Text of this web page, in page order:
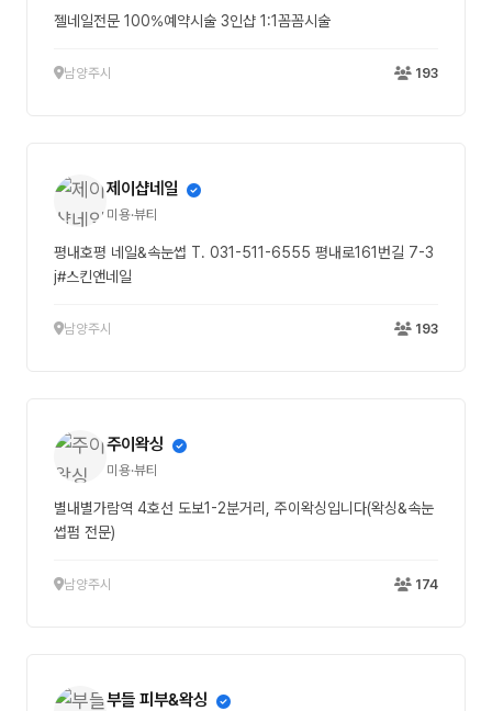
젤네일전문 100%예약시술 3인샵 1:1꼼꼼시술
남양주시 193
제이샵네일
미용·뷰티
평내호평 네일&속눈썹 T. 031-511-6555 평내로161번길 7-3
j#스킨앤네일
남양주시 193
주이왁싱
미용·뷰티
별내별가람역 4호선 도보1-2분거리, 주이왁싱입니다(왁싱&속눈
썹펌 전문)
남양주시 174
부들 피부&왁싱